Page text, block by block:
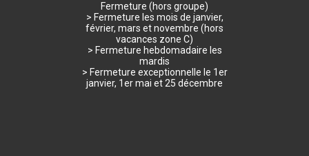
Fermeture (hors groupe)
> Fermeture les mois de janvier,
février, mars et novembre (hors
vacances zone C)
> Fermeture hebdomadaire les
mardis
> Fermeture exceptionnelle le 1er
janvier, 1er mai et 25 décembre